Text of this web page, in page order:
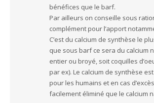
bénéfices que le barf.
Par ailleurs on conseille sous
complément pour l’apport
C’est du calcium de synthèse le
que sous barf ce sera du calcium
entier ou broyé, soit coquilles
par ex). Le calcium de synthèse
pour les humains et en cas
facilement éliminé que le calcium